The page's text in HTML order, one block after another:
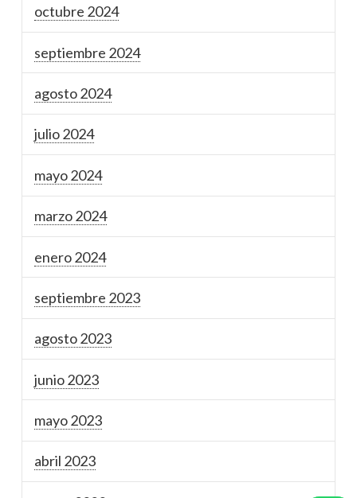
octubre 2024
septiembre 2024
agosto 2024
julio 2024
mayo 2024
marzo 2024
enero 2024
septiembre 2023
agosto 2023
junio 2023
mayo 2023
abril 2023